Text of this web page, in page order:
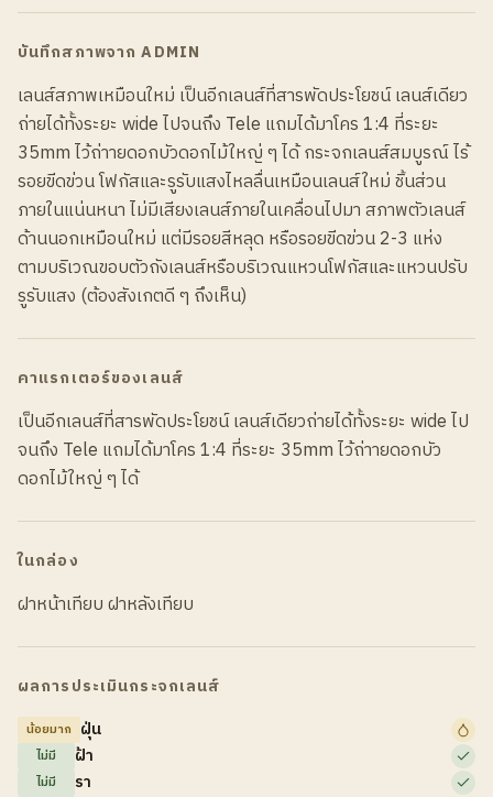
บันทึกสภาพจาก ADMIN
เลนส์สภาพเหมือนใหม่ เป็นอีกเลนส์ที่สารพัดประโยชน์ เลนส์เดียว
ถ่ายได้ทั้งระยะ wide ไปจนถึง Tele แถมได้มาโคร 1:4 ที่ระยะ
35mm ไว้ถ่าายดอกบัวดอกไม้ใหญ่ ๆ ได้ กระจกเลนส์สมบูรณ์ ไร้
รอยขีดข่วน โฟกัสและรูรับแสงไหลลื่นเหมือนเลนส์ใหม่ ชิ้นส่วน
ภายในแน่นหนา ไม่มีเสียงเลนส์ภายในเคลื่อนไปมา สภาพตัวเลนส์
ด้านนอกเหมือนใหม่ แต่มีรอยสีหลุด หรือรอยขีดข่วน 2-3 แห่ง
ตามบริเวณขอบตัวถังเลนส์หรือบริเวณแหวนโฟกัสและแหวนปรับ
รูรับแสง (ต้องสังเกตดี ๆ ถึงเห็น)
คาแรกเตอร์ของเลนส์
เป็นอีกเลนส์ที่สารพัดประโยชน์ เลนส์เดียวถ่ายได้ทั้งระยะ wide ไป
จนถึง Tele แถมได้มาโคร 1:4 ที่ระยะ 35mm ไว้ถ่าายดอกบัว
ดอกไม้ใหญ่ ๆ ได้
ในกล่อง
ฝาหน้าเทียบ ฝาหลังเทียบ
ผลการประเมินกระจกเลนส์
น้อยมาก ฝุ่น
ไม่มี ฝ้า
ไม่มี
รา